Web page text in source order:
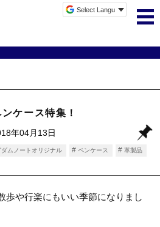
ケース特集！
年04月13日
ダムノートオリジナル ペンケース 革製品
歩や行楽にもいい季節になりまし